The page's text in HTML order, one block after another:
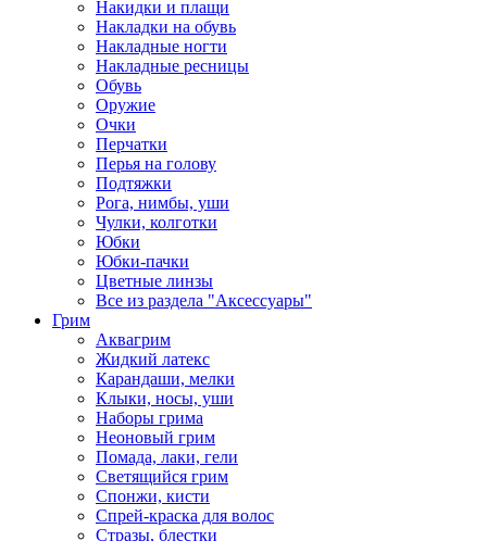
Накидки и плащи
Накладки на обувь
Накладные ногти
Накладные ресницы
Обувь
Оружие
Очки
Перчатки
Перья на голову
Подтяжки
Рога, нимбы, уши
Чулки, колготки
Юбки
Юбки-пачки
Цветные линзы
Все из раздела "Аксессуары"
Грим
Аквагрим
Жидкий латекс
Карандаши, мелки
Клыки, носы, уши
Наборы грима
Неоновый грим
Помада, лаки, гели
Светящийся грим
Спонжи, кисти
Спрей-краска для волос
Стразы, блестки